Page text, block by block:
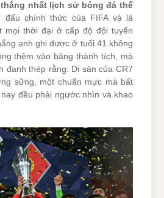
nhất lịch sử bóng đá thế
đấu chính thức của FIFA và là
mọi thời đại ở cấp độ đội tuyển
anh ghi được ở tuổi 41 không
thêm vào bảng thành tích, mà
đanh thép rằng: Di sản của CR7
sững, một chuẩn mực mà bất
đều phải ngước nhìn và khao